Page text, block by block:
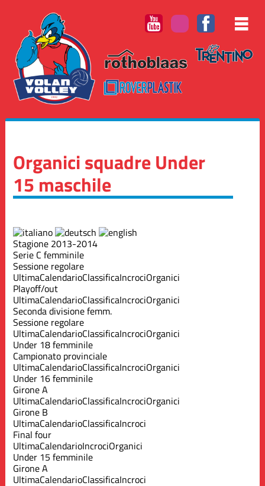
Organici squadre Under
15 maschile
Stagione 2013-2014
Serie C femminile
Sessione regolare
UltimaCalendarioClassificaIncrociOrganici
Playoff/out
UltimaCalendarioClassificaIncrociOrganici
Seconda divisione femm.
Sessione regolare
UltimaCalendarioClassificaIncrociOrganici
Under 18 femminile
Campionato provinciale
UltimaCalendarioClassificaIncrociOrganici
Under 16 femminile
Girone A
UltimaCalendarioClassificaIncrociOrganici
Girone B
UltimaCalendarioClassificaIncroci
Final four
UltimaCalendarioIncrociOrganici
Under 15 femminile
Girone A
UltimaCalendarioClassificaIncroci